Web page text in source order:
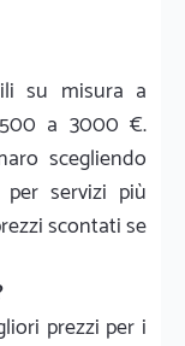
su misura a
a 3000 €.
scegliendo
servizi più
scontati se
prezzi per i